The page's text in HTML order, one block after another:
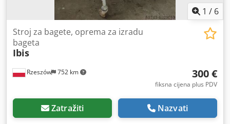
1 / 6
Rzeszów 752 km
Stroj za bagete, oprema za izradu
bageta
Ibis
300 €
fiksna cijena plus PDV
Zatražiti Nazvati